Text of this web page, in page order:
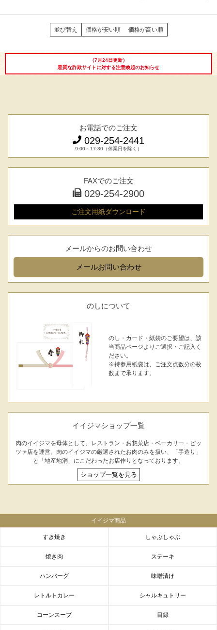
並び替え 価格が安い順 価格が高い順
（7月24日更新）
悪質な詐欺サイトに対する注意喚起のお知らせ
お電話でのご注文
029-254-2441
9:00～17:30（休業日を除く）
FAXでのご注文
029-254-2900
ご注文用紙ダウンロード
メールからのお問い合わせ
メールお問い合わせ
のしについて
のし・カード・紙袋のご要望は、該
当商品ページよりご選択・ご記入く
ださい。
※持参用紙袋は、ご注文点数分の枚
数まで承ります。
イイジマショップ一覧
肉のイイジマを母体として、レストラン・お惣菜店・ベーカリー・ピッ
ツァ店を運営。肉のイイジマの厳選されたお肉のみを扱い、「手造り」
と「地産地消」にこだわったお店作りとなっております。
ショップ一覧を見る
イイジマ商品
すき焼き しゃぶしゃぶ
焼き肉 ステーキ
ハンバーグ 味噌漬け
レトルトカレー シャルキュトリー
コーンスープ 目録